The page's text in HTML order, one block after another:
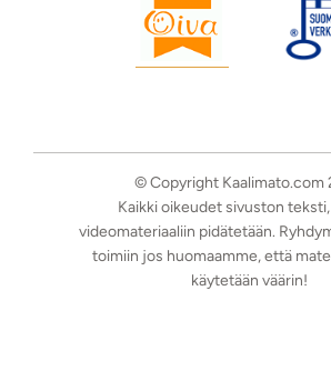
© Copyright Kaalimato.com
Kaikki oikeudet sivuston
videomateriaaliin pidätetään.
toimiin jos huomaamme, että
käytetään väärin!